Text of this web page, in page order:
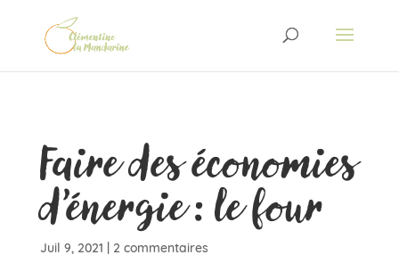
Faire des économies
d’énergie : le four
Juil 9, 2021 | 2 commentaires